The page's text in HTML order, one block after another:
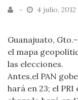
4 julio, 2012
Guanajuato,
el mapa
las elecciones.
Antes,el PAN
hará en 23; el PRI